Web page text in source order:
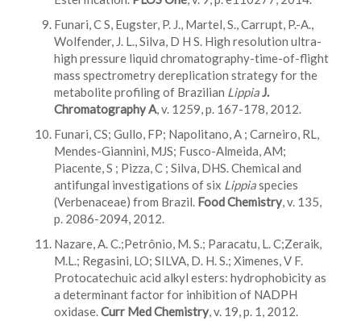
Funari, C S, Eugster, P. J., Martel, S., Carrupt, P.-A.,
Wolfender, J. L., Silva, D H S. High resolution ultra-
high pressure liquid chromatography-time-of-flight
mass spectrometry dereplication strategy for the
metabolite profiling of Brazilian LippiaJ.
Chromatography A, v. 1259, p. 167-178, 2012.
Funari, CS; Gullo, FP; Napolitano, A ; Carneiro, RL,
Mendes-Giannini, MJS; Fusco-Almeida, AM;
Piacente, S ; Pizza, C ; Silva, DHS. Chemical and
antifungal investigations of six Lippiaspecies
(Verbenaceae) from Brazil. Food Chemistry, v. 135,
p. 2086-2094, 2012.
Nazare, A. C.;Petrônio, M. S.; Paracatu, L. C;Zeraik,
M.L.; Regasini, LO; SILVA, D. H. S.; Ximenes, V F.
Protocatechuic acid alkyl esters: hydrophobicity as
a determinant factor for inhibition of NADPH
oxidase.Curr Med Chemistry, v. 19, p. 1, 2012.